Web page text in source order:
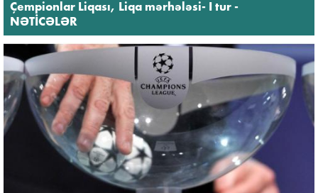
Çempionlar Liqası, Liqa mərhələsi- I tur -
NƏTİCƏLƏR